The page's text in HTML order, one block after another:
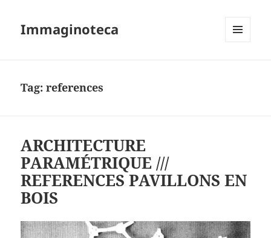
Immaginoteca
Tag:references
ARCHITECTURE
PARAMÉTRIQUE ///
REFERENCES PAVILLONS EN
BOIS